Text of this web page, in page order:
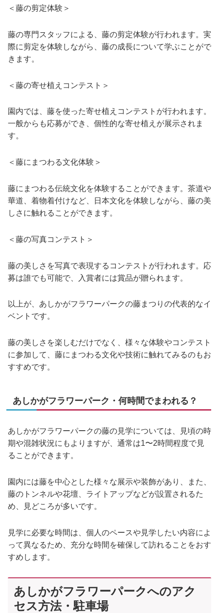
＜藤の剪定体験＞
藤の専門スタッフによる、藤の剪定体験が行われます。実
際に剪定を体験しながら、藤の成長について学ぶことがで
きます。
＜藤の寄せ植えコンテスト＞
園内では、藤を使った寄せ植えコンテストが行われます。
一般からも応募ができ、個性的な寄せ植えが展示されま
す。
＜藤にまつわる文化体験＞
藤にまつわる伝統文化を体験することができます。茶道や
華道、着物着付けなど、日本文化を体験しながら、藤の美
しさに触れることができます。
＜藤の写真コンテスト＞
藤の美しさを写真で表現するコンテストが行われます。応
募は誰でも可能で、入賞者には賞品が贈られます。
以上が、あしかがフラワーパークの藤まつりの代表的なイ
ベントです。
藤の美しさを楽しむだけでなく、様々な体験やコンテスト
に参加して、藤にまつわる文化や技術に触れてみるのもお
すすめです。
あしかがフラワーパーク・何時間でまわれる？
あしかがフラワーパークの藤の見学については、見頃の時
期や混雑状況にもよりますが、通常は1〜2時間程度で見
ることができます。
園内には藤を中心とした様々な展示や装飾があり、また、
藤のトンネルや花壇、ライトアップなどが設置されるた
め、見どころが多いです。
見学に必要な時間は、個人のペースや見学したい内容によ
って異なるため、充分な時間を確保して訪れることをおす
すめします。
あしかがフラワーパークへのアク
セス方法・駐車場